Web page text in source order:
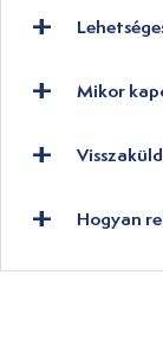
Mikor
Hogyan